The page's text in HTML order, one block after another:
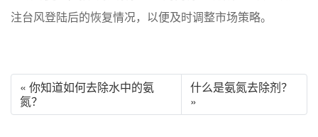
注台风登陆后的恢复情况，以便及时调整市场策略。
« 你知道如何去除水中的氨
氮？
什么是氨氮去除剂？
»